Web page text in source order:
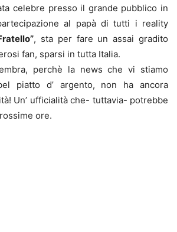
celebre presso il grande pubblico in
al papà di tutti i reality
, sta per fare un assai gradito
fan, sparsi in tutta Italia.
perchè la news che vi stiamo
piatto d’ argento, non ha ancora
Un’ ufficialità che- tuttavia- potrebbe
ore.